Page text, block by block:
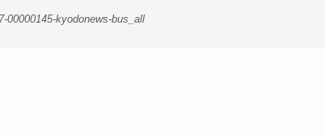
00000145-kyodonews-bus_all